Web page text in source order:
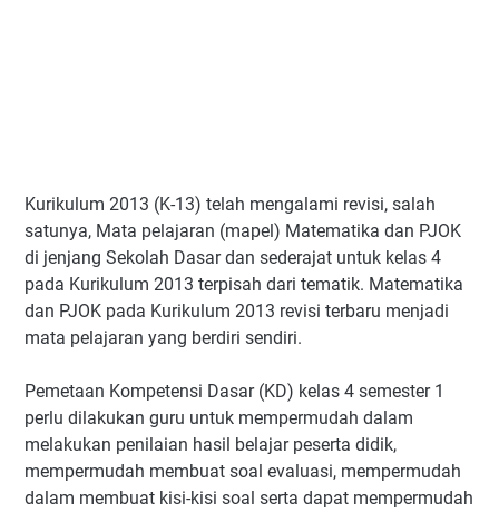
Kurikulum 2013 (K-13) telah mengalami revisi, salah
satunya, Mata pelajaran (mapel) Matematika dan PJOK
di jenjang Sekolah Dasar dan sederajat untuk kelas 4
pada Kurikulum 2013 terpisah dari tematik. Matematika
dan PJOK pada Kurikulum 2013 revisi terbaru menjadi
mata pelajaran yang berdiri sendiri.
Pemetaan Kompetensi Dasar (KD) kelas 4 semester 1
perlu dilakukan guru untuk mempermudah dalam
melakukan penilaian hasil belajar peserta didik,
mempermudah membuat soal evaluasi, mempermudah
dalam membuat kisi-kisi soal serta dapat mempermudah